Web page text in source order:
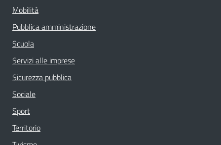
Mobilità
Pubblica amministrazione
Scuola
Servizi alle imprese
Sicurezza pubblica
Sociale
Sport
Territorio